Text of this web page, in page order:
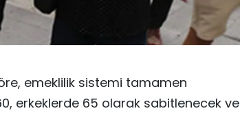
emeklilik sistemi tamamen
erkeklerde 65 olarak sabitlenecek ve